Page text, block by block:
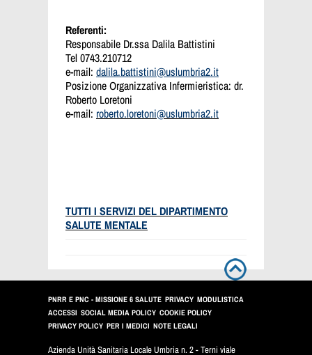
Referenti:
Responsabile Dr.ssa Dalila Battistini
Tel 0743.210712
e-mail: dalila.battistini@uslumbria2.it
Posizione Organizzativa Infermieristica: dr.
Roberto Loretoni
e-mail: roberto.loretoni@uslumbria2.it
TUTTI I SERVIZI DEL DIPARTIMENTO
SALUTE MENTALE
PNRR E PNC - MISSIONE 6 SALUTE PRIVACY MODULISTICA
ACCESSI SOCIAL MEDIA POLICY COOKIE POLICY
PRIVACY POLICY PER I MEDICI NOTE LEGALI
Azienda Unità Sanitaria Locale Umbria n. 2 - Terni viale